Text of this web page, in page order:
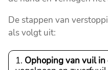
De stappen van
als volgt uit:
Ophoping van vuil in